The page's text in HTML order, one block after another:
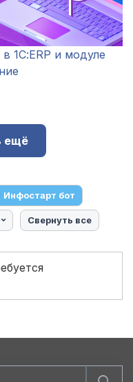
1С:ERP и модуле
ещё
Инфостарт бот
Свернуть все